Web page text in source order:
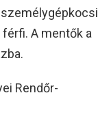
A mentők a
Rendőr-